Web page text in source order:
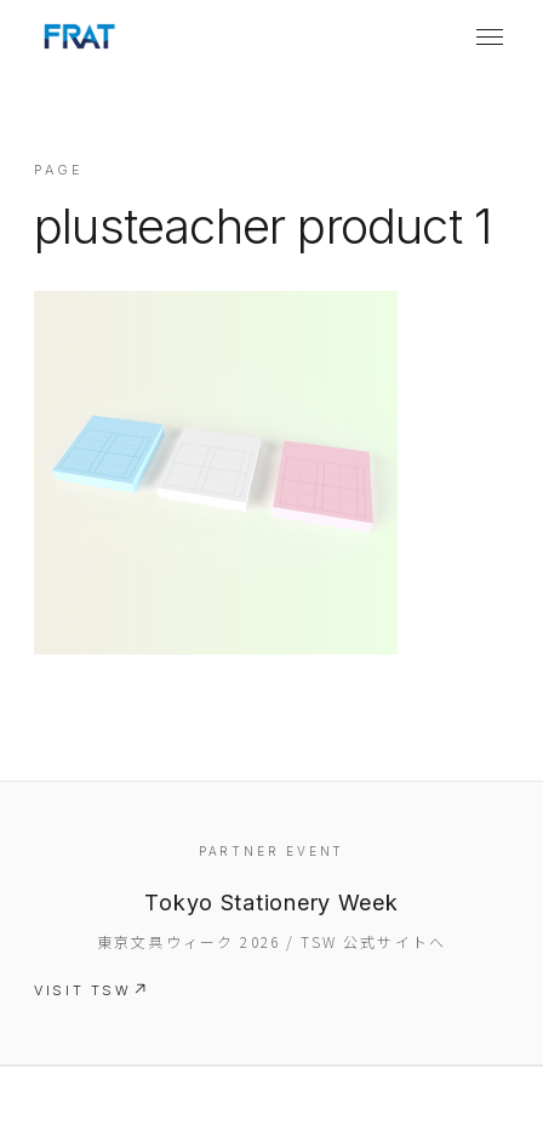
EVENT
PRESS
BOOSTER
PAGE
plusteacher product 1
PARTNER EVENT
Tokyo Stationery Week
東京文具ウィーク 2026 / TSW 公式サイトへ
VISIT TSW